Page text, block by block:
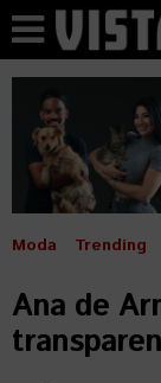
Moda Trending
Ana de